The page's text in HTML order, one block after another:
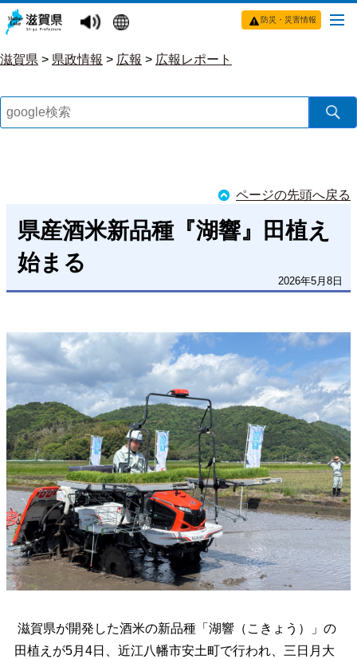
防災・災害情報
滋賀県 > 県政情報 > 広報 > 広報レポート
ページの先頭へ戻る
県産酒米新品種『湖響』田植え
始まる
2026年5月8日
滋賀県が開発した酒米の新品種「湖響（こきょう）」の
田植えが5月4日、近江八幡市安土町で行われ、三日月大